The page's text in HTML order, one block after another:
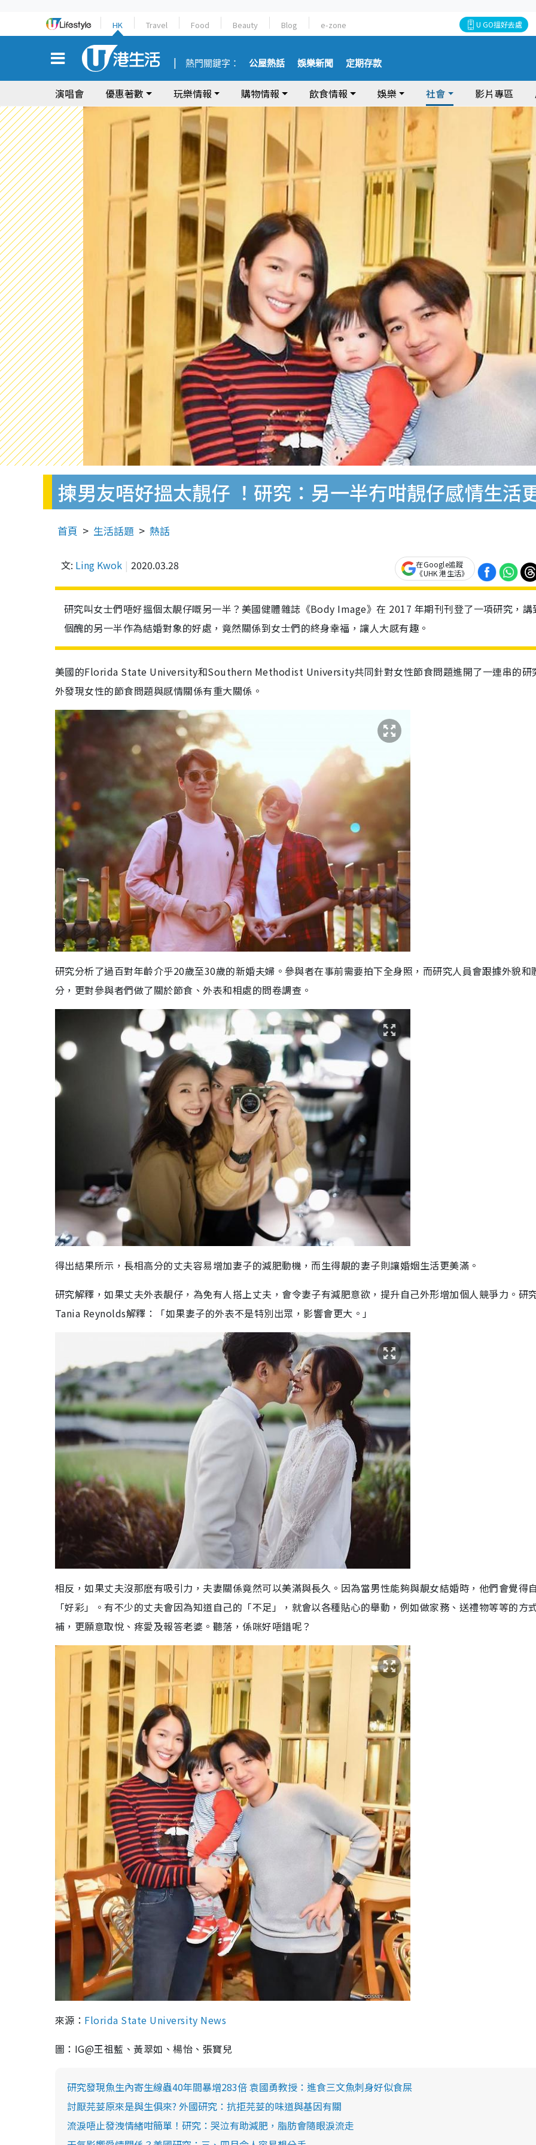
HK Travel Food Beauty Blog e-zone U GO搵好去處
熱門關鍵字： 公屋熱話 娛樂新聞 定期存款
演唱會 優惠著數 玩樂情報 購物情報 飲食情報 娛樂 社會 影片專區
揀男友唔好搵太靚仔 ！研究：另一半冇咁靚仔感情生活
首頁 生活話題 熱話
文: Ling Kwok 2020.03.28
在Google追蹤
《UHK 港生活》
研究叫女士們唔好搵個太靚仔嘅另一半？美國健體雜誌《Body Image》在 2017 年期刊刊登了一項研究，講
個醜的另一半作為結婚對象的好處，竟然關係到女士們的終身幸福，讓人大感有趣。
美國的Florida State University和Southern Methodist University共同針對女性節食問題進開了一連串的研
外發現女性的節食問題與感情關係有重大關係。
研究分析了過百對年齡介乎20歲至30歲的新婚夫婦。參與者在事前需要拍下全身照，而研究人員會跟據外貌和
分，更對參與者們做了關於節食、外表和相處的問卷調查。
得出結果所示，長相高分的丈夫容易增加妻子的減肥動機，而生得靚的妻子則讓婚姻生活更美滿。
研究解釋，如果丈夫外表靚仔，為免有人搭上丈夫，會令妻子有減肥意欲，提升自己外形增加個人競爭力。研
Tania Reynolds解釋：「如果妻子的外表不是特別出眾，影響會更大。」
相反，如果丈夫沒那麽有吸引力，夫妻關係竟然可以美滿與長久。因為當男性能夠與靚女結婚時，他們會覺得
「好彩」。有不少的丈夫會因為知道自己的「不足」，就會以各種貼心的舉動，例如做家務、送禮物等等的方
補，更願意取悅、疼愛及報答老婆。聽落，係咪好唔錯呢？
來源： Florida State University News
圖：IG@王祖藍、黃翠如、楊怡、張寶兒
研究發現魚生內寄生線蟲40年間暴增283倍 袁國勇教授：進食三文魚刺身好似食屎
討厭芫荽原來是與生俱來? 外國研究：抗拒芫荽的味道與基因有關
流淚唔止發洩情緒咁簡單！研究：哭泣有助減肥，脂肪會隨眼淚流走